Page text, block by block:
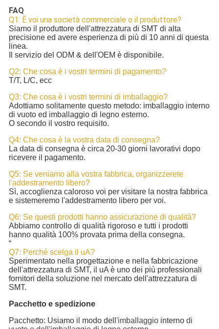
FAQ
Q1: È voi una società commerciale o il produttore?
Siamo il produttore dell'attrezzatura di SMT di alta
precisione ed avere esperienza di più di 10 anni di questa
linea.
Il servizio del ODM & dell'OEM è disponibile.
Q2: Che cosa è i vostri termini di pagamento?
T/T, L/C, ecc
Q3: Che cosa è i vostri termini di imballaggio?
Adottiamo solitamente questo metodo: imballaggio interno
di vuoto ed imballaggio di legno esterno.
O secondo il vostro requisito.
Q4: Che cosa è la vostra data di consegna?
La data di consegna è circa 20-30 giorni lavorativi dopo
ricevere il pagamento.
Q5: Se veniamo alla vostra fabbrica, organizzerete
l'addestramento libero?
Sì, accoglienza caloroso voi per visitare la nostra fabbrica
e sistemeremo l'addestramento libero per voi.
Q6: Se questi prodotti hanno assicurazione di qualità?
Abbiamo controllo di qualità rigoroso e tutti i prodotti
hanno qualità 100% provata prima della consegna.
“
Q7: Perché scelga il uA?
Sperimentato nella progettazione e nella fabbricazione
dell'attrezzatura di SMT, il uA è uno dei più professionali
fornitori della soluzione nel mercato dell'attrezzatura di
SMT.
Pacchetto e spedizione
Pacchetto: Usiamo il modo dell'imballaggio interno di